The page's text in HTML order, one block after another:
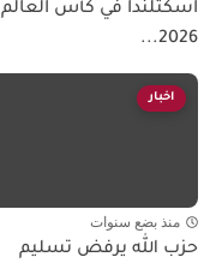
اسكتلندا في كأس العالم
2026...
اخبار
منذ بضع سنوات
حزب الله يرفض تسليم